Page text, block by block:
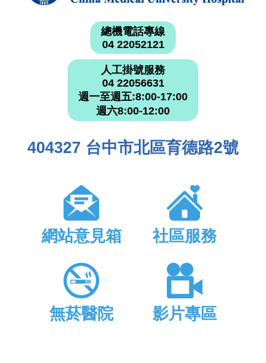
總機電話專線
04 22052121
人工掛號服務
04 22056631
週一至週五:8:00-17:00
週六8:00-12:00
404327 台中市北區育德路2號
網站意見箱 社區服務
無菸醫院 影片專區